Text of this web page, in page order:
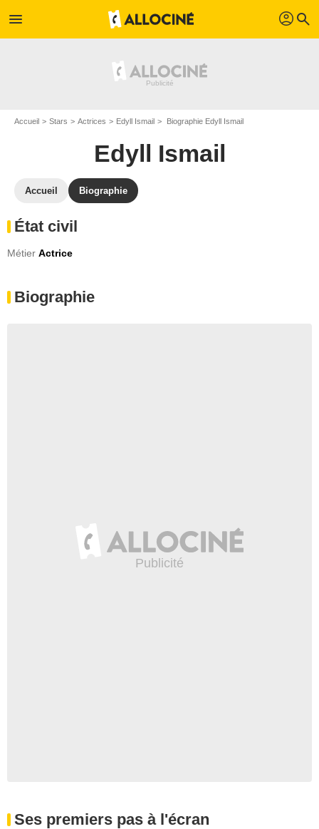
menu profil search
Accueil Stars Actrices Edyll Ismail Biographie Edyll Ismail
Edyll Ismail
Accueil Biographie
État civil
Métier Actrice
Biographie
Ses premiers pas à l'écran